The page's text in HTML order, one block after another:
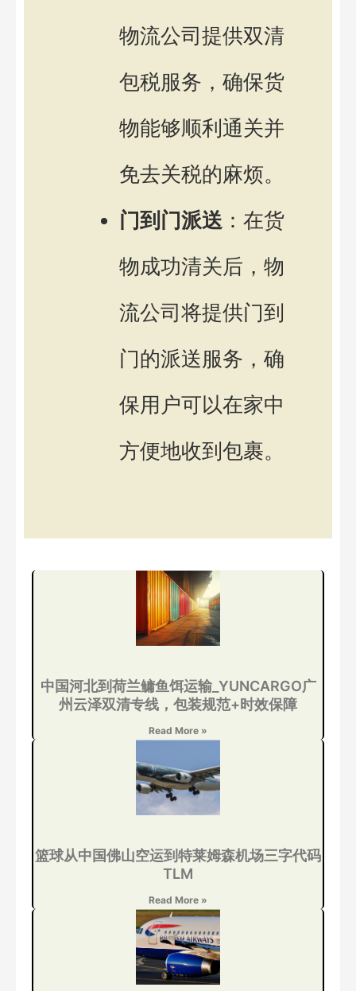
物流公司提供双清
包税服务，确保货
物能够顺利通关并
免去关税的麻烦。
门到门派送：在货
物成功清关后，物
流公司将提供门到
门的派送服务，确
保用户可以在家中
方便地收到包裹。
中国河北到荷兰鳙鱼饵运输_YUNCARGO广
州云泽双清专线，包装规范+时效保障
Read More »
篮球从中国佛山空运到特莱姆森机场三字代码
TLM
Read More »